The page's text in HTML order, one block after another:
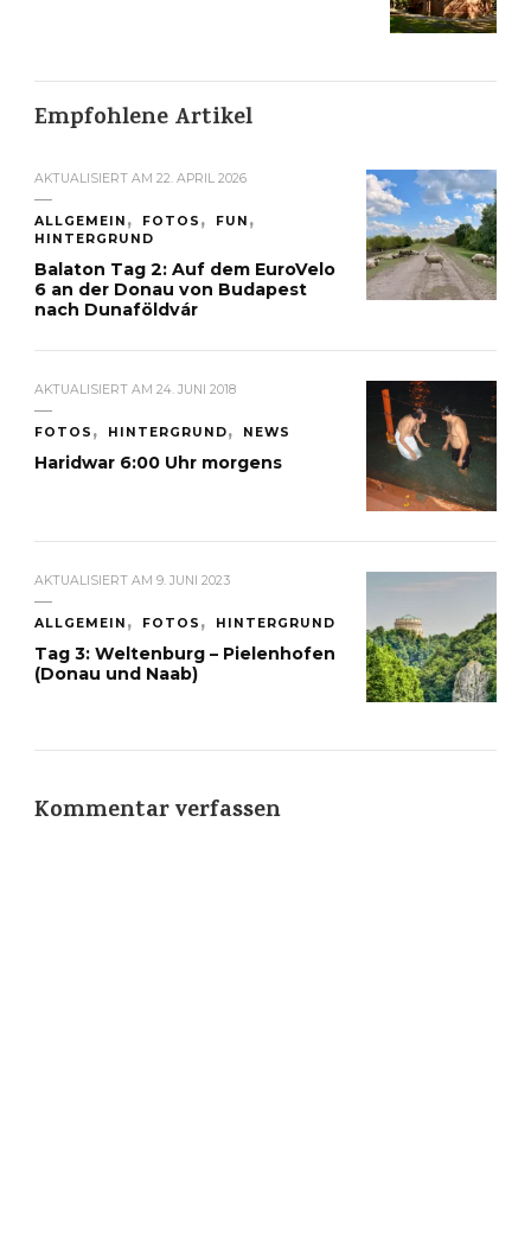
Empfohlene Artikel
AKTUALISIERT AM 22. APRIL 2026
ALLGEMEIN FOTOS
FUN
HINTERGRUND
Balaton Tag 2: Auf dem EuroVelo
6 an der Donau von Budapest
nach Dunaföldvár
AKTUALISIERT AM 24. JUNI 2018
FOTOS HINTERGRUND NEWS
Haridwar 6:00 Uhr morgens
AKTUALISIERT AM 9. JUNI 2023
ALLGEMEIN FOTOS HINTERGRUND
Tag 3: Weltenburg – Pielenhofen
(Donau und Naab)
Kommentar verfassen